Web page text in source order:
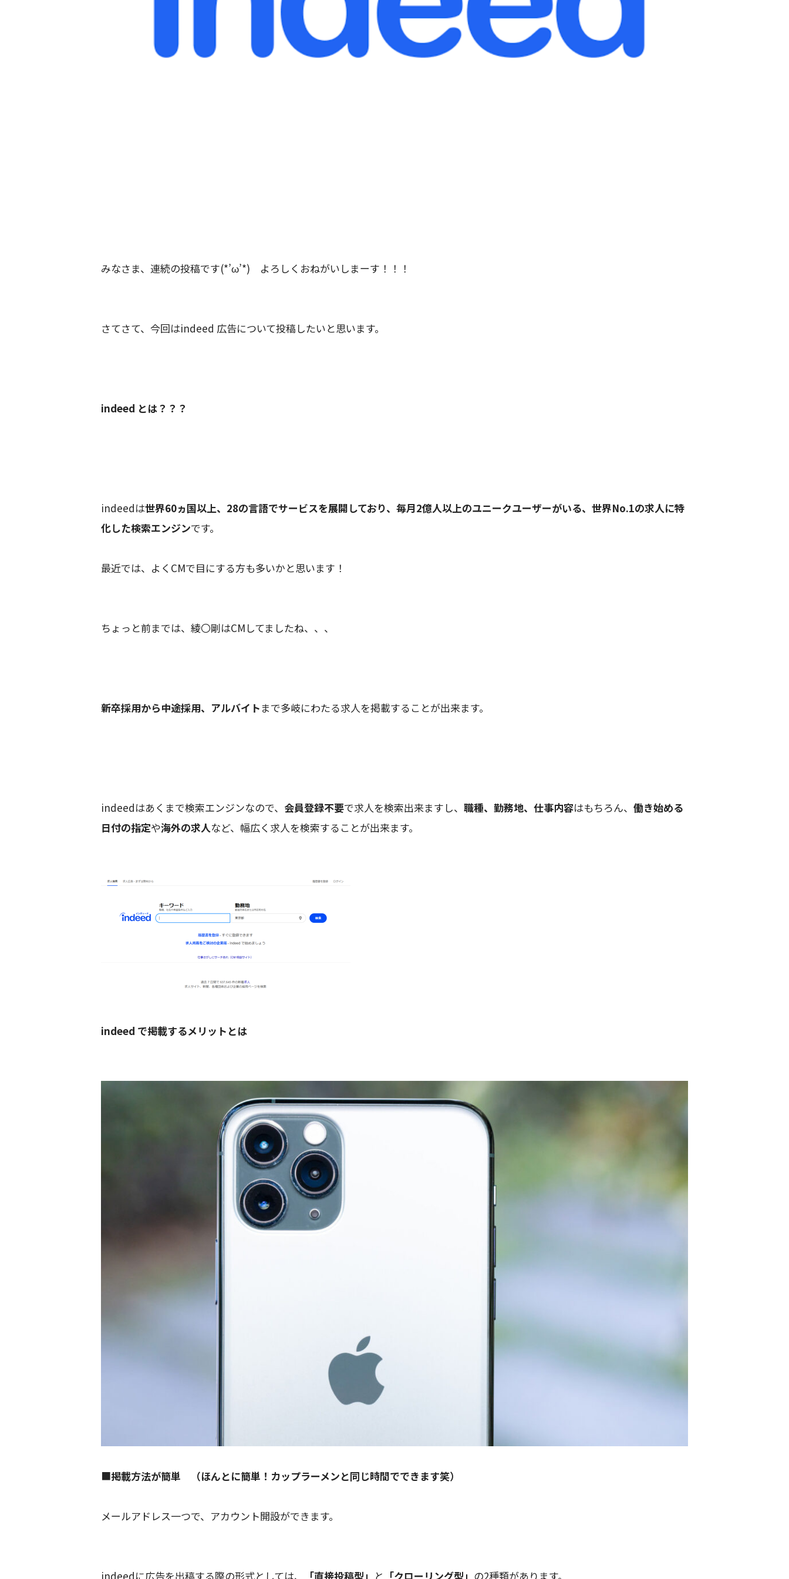
みなさま、連続の投稿です(*’ω’*) よろしくおねがいしまーす！！！
さてさて、今回はindeed 広告について投稿したいと思います。
indeed とは？？？
indeedは世界60ヵ国以上、28の言語でサービスを展開しており、毎月2億人以上のユニークユーザーがいる、世界No.1の求人に特
化した検索エンジンです。
最近では、よくCMで目にする方も多いかと思います！
ちょっと前までは、綾〇剛はCMしてましたね、、、
新卒採用から中途採用、アルバイトまで多岐にわたる求人を掲載することが出来ます。
indeedはあくまで検索エンジンなので、 会員登録不要で求人を検索出来ますし、 職種、勤務地、仕事内容はもちろん、 働き始める
日付の指定や海外の求人など、幅広く求人を検索することが出来ます。
indeed で掲載するメリットとは
■掲載方法が簡単 （ほんとに簡単！カップラーメンと同じ時間でできます笑）
メールアドレス一つで、アカウント開設ができます。
indeedに広告を出稿する際の形式としては、 「直接投稿型」 と 「クローリング型」 の2種類があります。